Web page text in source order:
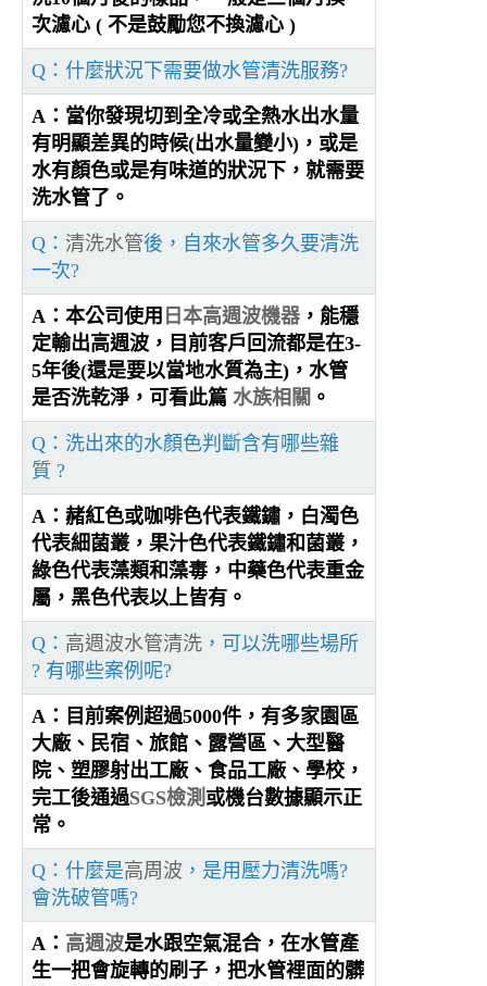
次濾心 ( 不是鼓勵您不換濾心 )
Q：什麼狀況下需要做水管清洗服務?
A：當你發現切到全冷或全熱水出水量
有明顯差異的時候(出水量變小)，或是
水有顏色或是有味道的狀況下，就需要
洗水管了。
Q： 清洗水管後，自來水管多久要清洗
一次?
A：本公司使用 日本高週波機器 ，能穩
定輸出高週波，目前客戶回流都是在3-
5年後(還是要以當地水質為主)，水管
是否洗乾淨，可看此篇 水族相關 。
Q：洗出來的水顏色判斷含有哪些雜
質 ?
A：赭紅色或咖啡色代表鐵鏽，白濁色
代表細菌叢，果汁色代表鐵鏽和菌叢，
綠色代表藻類和藻毒，中藥色代表重金
屬，黑色代表以上皆有。
Q： 高週波水管清洗 ，可以洗哪些場所
? 有哪些案例呢?
A：目前案例超過5000件，有多家園區
大廠、民宿、旅館、露營區、大型醫
院、塑膠射出工廠、食品工廠、學校，
完工後通過SGS檢測 或機台數據顯示正
常。
Q：什麼是高周波 ，是用壓力清洗嗎?
會洗破管嗎?
A： 高週波是水跟空氣混合，在水管產
生一把會旋轉的刷子，把水管裡面的髒